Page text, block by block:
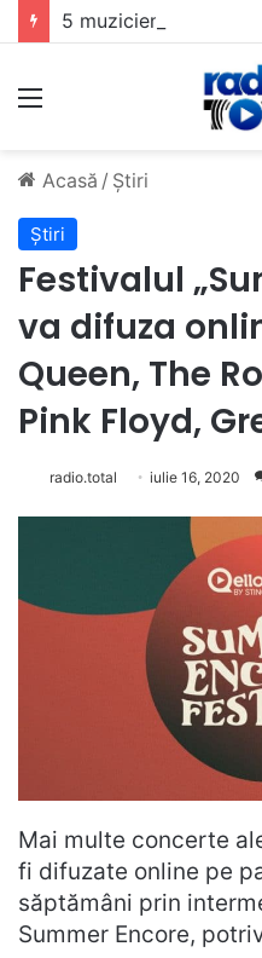
Meniu
Acasă / Știri
Știri
Festivalul
va difuza
Queen, The
Pink Floyd,
radio.total iulie 16, 2020
Mai multe concerte
fi difuzate online pe
săptămâni prin
Summer Encore,